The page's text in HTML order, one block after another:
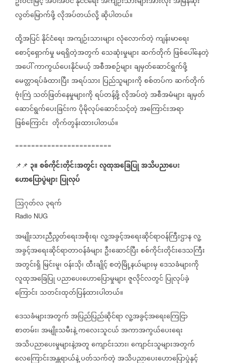
လွတ်မြောက်ဖို့လိုအပ်တယ်လို့ဆိုပါတယ်။
ထို့အပြင်နိုင်ငံရေးအကျဉ်းသားများလုံလောက်တဲ့ကျန်းမာရေး
စောင့်ရှောက်မှုမရရှိတဲ့အတွက်သေဆုံးမှုများဆက်တိုက် ဖြစ်ပေါ်နေတဲ့
အပေါ်ကာကွယ်ပေးနိုင်မယ့်အစီအစဉ်များချမှတ်ဆောင်ရွက်ဖို့
မေတ္တာရပ်ခံထားပြီးအရပ်သား ပြည်သူများကိုစစ်တပ်ကဆက်တိုက်
ဗုံးကြဲ သတ်ဖြတ်နေမှုများကိုရပ်တန့်ဖို့လိုအပ်တဲ့အစီအမံများချမှတ်
ဆောင်ရွက်ပေးခြင်းကပိုမိုလုပ်ဆောင်သင့်တဲ့အကြောင်းအရာ
ဖြစ်ကြောင်း တိုက်တွန်းထားပါတယ်။
========================
📌📌 ၃။စစ်ကိုင်းတိုင်းအတွင်းလူထုအခြေပြုအသိပညာပေး
ဟောပြောပွဲများ ပြုလုပ်
ဩဂုတ်လ ၃ရက်
Radio NUG
အမျိုးသားညီညွတ်ရေးအစိုးရ၊လူ့အခွင့်အရေးဆိုင်ရာဝန်ကြီးဌာနလူ့
အခွင့်အရေးဆိုင်ရာတာဝန်ခံများ ဦးဆောင်ပြီးစစ်ကိုင်းတိုင်းဒေသကြီး
အတွင်းရှိ မြင်းမူ၊ဝန်းသို၊ထီးချိုင့်စတဲ့မြို့နယ်များမှဒေသခံများကို
လူထုအခြေပြုပညာပေးဟောပြောမှုများဇူလိုင်လတွင်ပြုလုပ်ခဲ့
ကြောင်း သတင်းထုတ်ပြန်ထားပါတယ်။
ဒေသခံများအတွက်အပြည်ပြည်ဆိုင်ရာလူ့အခွင့်အရေးကြေငြာ
စာတမ်း၊အမျိုးသမီးနဲ့ကလေးသူငယ်အကာအကွယ်ပေးရေး
အသိပညာပေးမှုများနဲ့အတူကျောင်းသား၊ကျောင်းသူများအတွက်
လေကြောင်းအန္တရာယ်နဲ့ပတ်သက်တဲ့အသိပညာပေးဟောပြောပွဲနှင့်